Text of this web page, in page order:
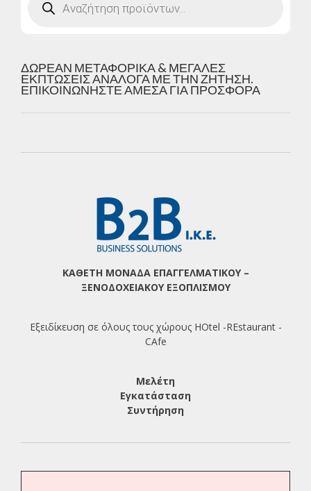
search
ΔΩΡΕΑΝ ΜΕΤΑΦΟΡΙΚΑ & ΜΕΓΑΛΕΣ
ΕΚΠΤΩΣΕΙΣ ΑΝΑΛΟΓΑ ΜΕ ΤΗΝ ΖΗΤΗΣΗ.
ΕΠΙΚΟΙΝΩΝΗΣΤΕ ΑΜΕΣΑ ΓΙΑ ΠΡΟΣΦΟΡΑ
ΚΑΘΕΤΗ ΜΟΝΑΔΑ ΕΠΑΓΓΕΛΜΑΤΙΚΟΥ –
ΞΕΝΟΔΟΧΕΙΑΚΟΥ ΕΞΟΠΛΙΣΜΟΥ
Εξειδίκευση σε όλους τους χώρους HOtel -REstaurant -
CAfe
Μελέτη
Εγκατάσταση
Συντήρηση